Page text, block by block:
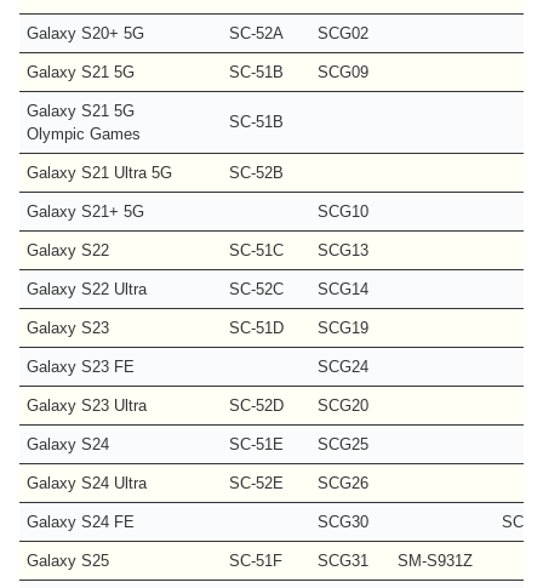
Galaxy S20+ 5G SC-52A SCG02
Galaxy S21 5G SC-51B SCG09
Galaxy S21 5G
Olympic Games
SC-51B
Galaxy S21 Ultra 5G SC-52B
Galaxy S21+ 5G SCG10
Galaxy S22 SC-51C SCG13
Galaxy S22 Ultra SC-52C SCG14
Galaxy S23 SC-51D SCG19
Galaxy S23 FE SCG24
Galaxy S23 Ultra SC-52D SCG20
Galaxy S24 SC-51E SCG25
Galaxy S24 Ultra SC-52E SCG26
Galaxy S24 FE SCG30
Galaxy S25 SC-51F SCG31 SM-S931Z